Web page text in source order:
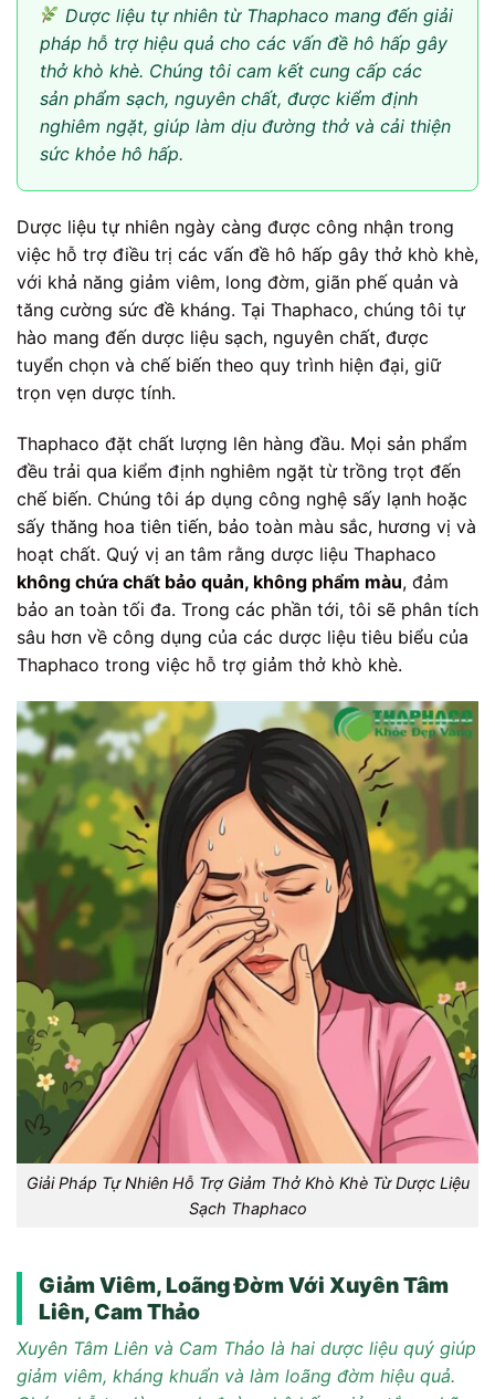
Dược liệu tự nhiên từ Thaphaco mang đến giải
pháp hỗ trợ hiệu quả cho các vấn đề hô hấp gây
thở khò khè. Chúng tôi cam kết cung cấp các
sản phẩm sạch, nguyên chất, được kiểm định
nghiêm ngặt, giúp làm dịu đường thở và cải thiện
sức khỏe hô hấp.
Dược liệu tự nhiên ngày càng được công nhận trong
việc hỗ trợ điều trị các vấn đề hô hấp gây thở khò khè,
với khả năng giảm viêm, long đờm, giãn phế quản và
tăng cường sức đề kháng. Tại Thaphaco, chúng tôi tự
hào mang đến dược liệu sạch, nguyên chất, được
tuyển chọn và chế biến theo quy trình hiện đại, giữ
trọn vẹn dược tính.
Thaphaco đặt chất lượng lên hàng đầu. Mọi sản phẩm
đều trải qua kiểm định nghiêm ngặt từ trồng trọt đến
chế biến. Chúng tôi áp dụng công nghệ sấy lạnh hoặc
sấy thăng hoa tiên tiến, bảo toàn màu sắc, hương vị và
hoạt chất. Quý vị an tâm rằng dược liệu Thaphaco
không chứa chất bảo quản, không phẩm màu, đảm
bảo an toàn tối đa. Trong các phần tới, tôi sẽ phân tích
sâu hơn về công dụng của các dược liệu tiêu biểu của
Thaphaco trong việc hỗ trợ giảm thở khò khè.
Giải Pháp Tự Nhiên Hỗ Trợ Giảm Thở Khò Khè Từ Dược Liệu
Sạch Thaphaco
Giảm Viêm, Loãng Đờm Với Xuyên Tâm
Liên, Cam Thảo
Xuyên Tâm Liên và Cam Thảo là hai dược liệu quý giúp
giảm viêm, kháng khuẩn và làm loãng đờm hiệu quả.